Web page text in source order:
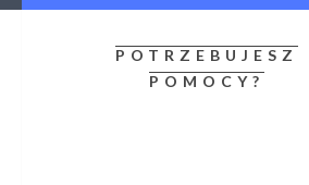
POTRZEBUJESZ
POMOCY?